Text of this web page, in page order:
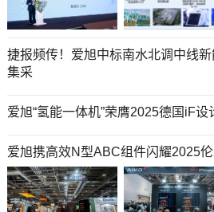
捷报频传！爱旭中标南水北调中线
集采
爱旭“氢能一体机”荣膺2025德国iF设
爱旭携高效N型ABC组件闪耀2025